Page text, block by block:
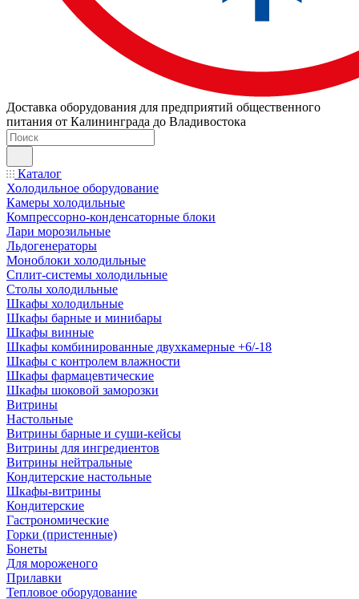
Доставка оборудования для предприятий общественного
питания от Калининграда до Владивостока
Каталог
Холодильное оборудование
Камеры холодильные
Компрессорно-конденсаторные блоки
Лари морозильные
Льдогенераторы
Моноблоки холодильные
Сплит-системы холодильные
Столы холодильные
Шкафы холодильные
Шкафы барные и минибары
Шкафы винные
Шкафы комбинированные двухкамерные +6/-18
Шкафы с контролем влажности
Шкафы фармацевтические
Шкафы шоковой заморозки
Витрины
Настольные
Витрины барные и суши-кейсы
Витрины для ингредиентов
Витрины нейтральные
Кондитерские настольные
Шкафы-витрины
Кондитерские
Гастрономические
Горки (пристенные)
Бонеты
Для мороженого
Прилавки
Тепловое оборудование